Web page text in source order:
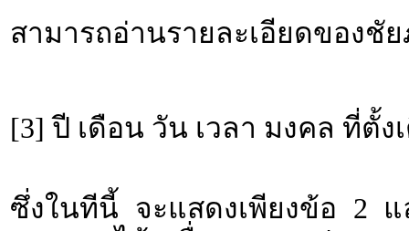
สามารถอ่านรายละเอียดของชั
[3] ปี เดือน วัน เวลา มงคล ที่ตั้ง
ซึ่งในทีนี้ จะแสดงเพียงข้อ 2